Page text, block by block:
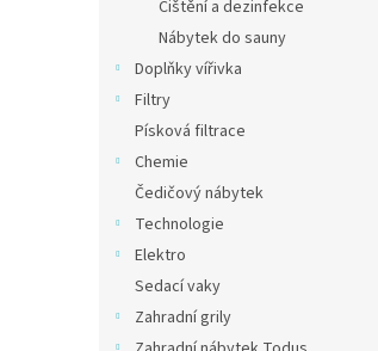
Čištění a dezinfekce
Nábytek do sauny
Doplňky vířivka
Filtry
Písková filtrace
Chemie
Čedičový nábytek
Technologie
Elektro
Sedací vaky
Zahradní grily